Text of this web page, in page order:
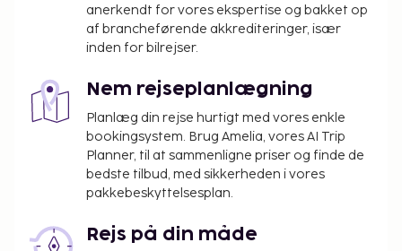
anerkendt for vores ekspertise og bakket op
af brancheførende akkrediteringer, især
inden for bilrejser.
Nem rejseplanlægning
Planlæg din rejse hurtigt med vores enkle
bookingsystem. Brug Amelia, vores AI Trip
Planner, til at sammenligne priser og finde de
bedste tilbud, med sikkerheden i vores
pakkebeskyttelsesplan.
Rejs på din måde